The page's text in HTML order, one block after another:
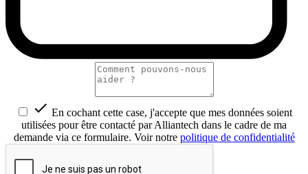
 En cochant cette case, j'accepte que mes données soient
utilisées pour être contacté par Alliantech dans le cadre de ma
demande via ce formulaire. Voir notre politique de confidentialité